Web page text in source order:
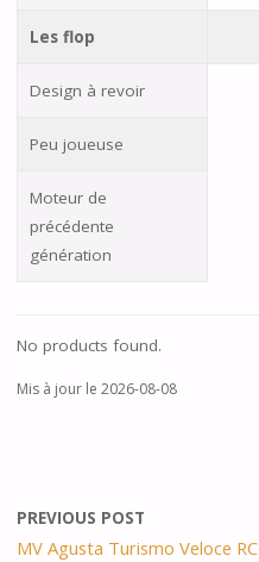
Les flop
Design à revoir
Peu joueuse
Moteur de
précédente
génération
No products found.
Mis à jour le 2026-08-08
PREVIOUS POST
MV Agusta Turismo Veloce RC